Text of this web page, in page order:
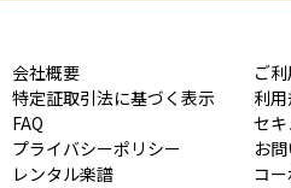
会社概要
ご
特定証取引法に基づく表示
利
FAQ
セ
プライバシーポリシー
お
レンタル楽譜
コ